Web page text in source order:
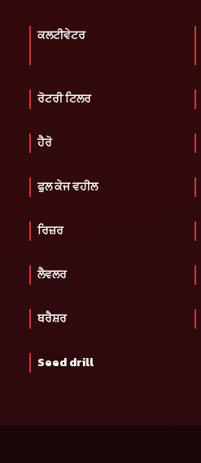
ਕਲਟੀਵੇਟਰ
ਰੋਟਰੀ ਟਿਲਰ
ਹੈਰੋ
ਫੁਲ ਕੇਜ ਵਹੀਲ
ਰਿਜ਼ਰ
ਲੈਵਲਰ
ਥਰੈਸ਼ਰ
Seed drill